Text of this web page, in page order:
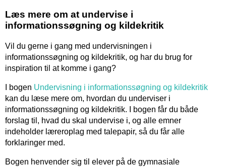
Læs mere om at undervise i
informationssøgning og kildekritik
Vil du gerne i gang med undervisningen i
informationssøgning og kildekritik, og har du brug for
inspiration til at komme i gang?
I bogen Undervisning i informationssøgning og kildekritik
kan du læse mere om, hvordan du underviser i
informationssøgning og kildekritik. I bogen får du både
forslag til, hvad du skal undervise i, og alle emner
indeholder læreroplag med talepapir, så du får alle
forklaringer med.
Bogen henvender sig til elever på de gymnasiale